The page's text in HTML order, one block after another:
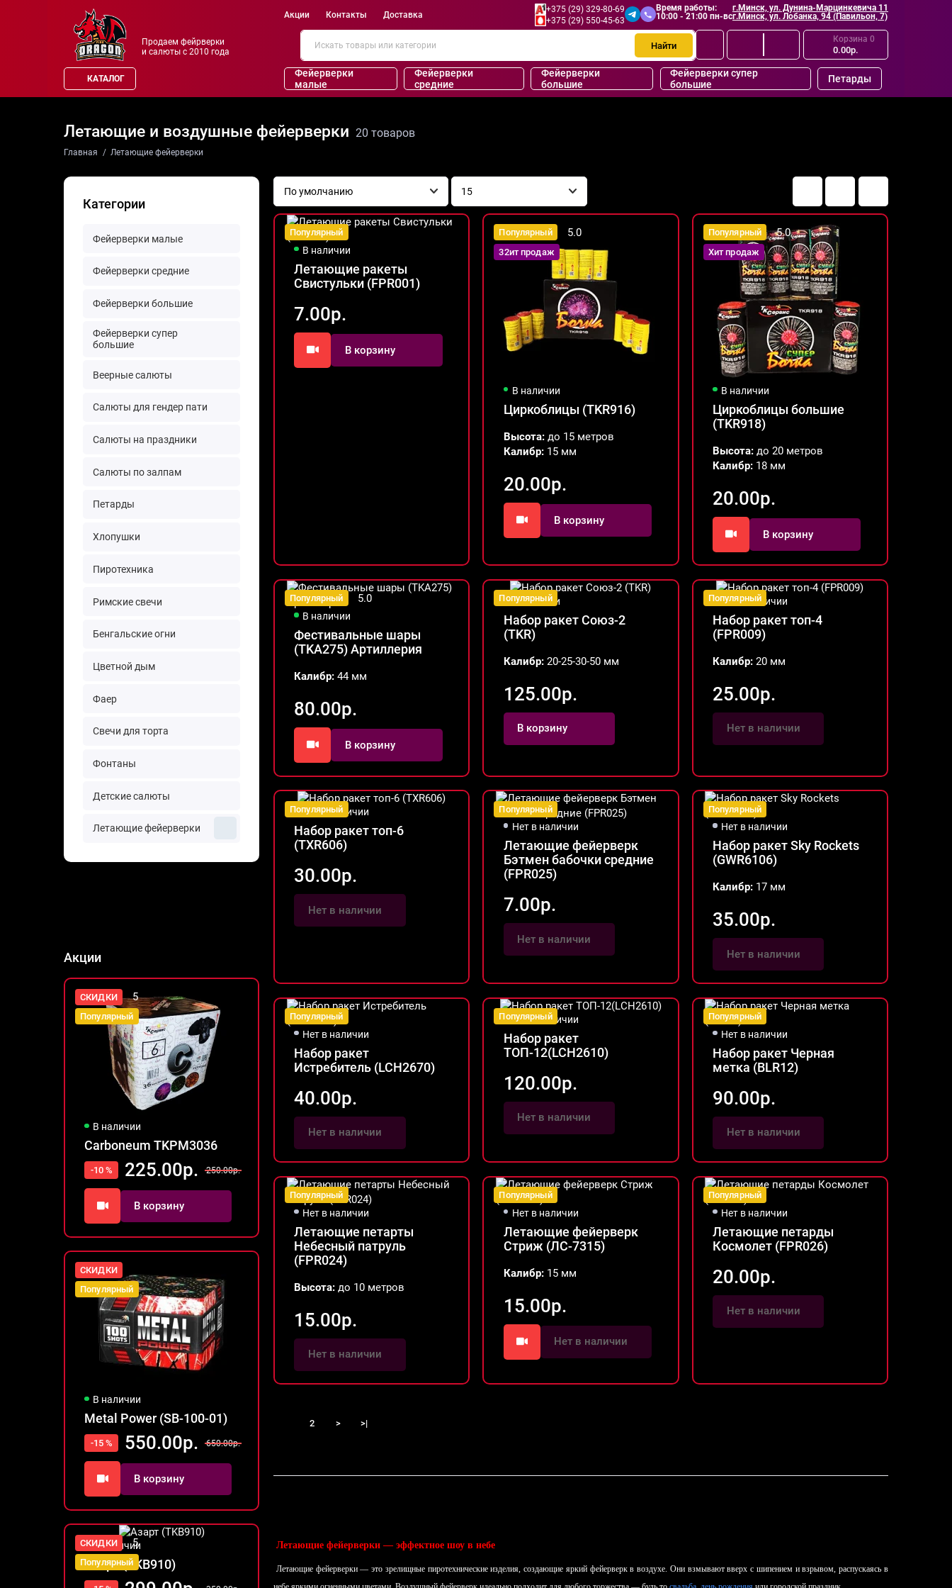
Акции Контакты Доставка
+375 (29) 329-80-69
+375 (29) 550-45-63
Время работы:
10:00 - 21:00 пн-вс
г.Минск, ул. Дунина-Марцинкевича 11
г.Минск, ул. Лобанка, 94 (Павильон, 7)
Продаем фейрверки
и салюты с 2010 года
Найти
Корзина 0
0.00р.
КАТАЛОГ
Фейерверки
малые
Фейерверки
средние
Фейерверки
большие
Фейерверки супер
большие
Петарды
Летающие и воздушные фейерверки 20 товаров
Главная Летающие фейерверки
Категории
Фейерверки малые
Фейерверки средние
Фейерверки большие
Фейерверки супер
большие
Веерные салюты
Салюты для гендер пати
Салюты на праздники
Салюты по залпам
Петарды
Хлопушки
Пиротехника
Римские свечи
Бенгальские огни
Цветной дым
Фаер
Свечи для торта
Фонтаны
Детские салюты
Летающие фейерверки
Акции
СКИДКИ
Популярный
5
В наличии
Carboneum TKPM3036
-10 % 225.00р. 250.00р.
В корзину
СКИДКИ
Популярный
В наличии
Metal Power (SB-100-01)
-15 % 550.00р. 650.00р.
В корзину
СКИДКИ
Популярный
5
В наличии
Азарт (TKB910)
Популярный
В наличии
Летающие ракеты
Свистульки (FPR001)
7.00р.
В корзину
Популярный
32ит продаж
5.0
В наличии
Циркоблицы (TKR916)
Высота: до 15 метров
Калибр: 15 мм
20.00р.
В корзину
Популярный
Хит продаж
5.0
В наличии
Циркоблицы большие
(TKR918)
Высота: до 20 метров
Калибр: 18 мм
20.00р.
В корзину
Популярный 5.0
В наличии
Фестивальные шары
(TKA275) Артиллерия
Калибр: 44 мм
80.00р.
В корзину
Популярный
В наличии
Набор ракет Союз-2
(TKR)
Калибр: 20-25-30-50 мм
125.00р.
В корзину
Популярный
Нет в наличии
Набор ракет топ-4
(FPR009)
Калибр: 20 мм
25.00р.
Нет в наличии
Популярный
Нет в наличии
Набор ракет топ-6
(TXR606)
30.00р.
Нет в наличии
Популярный
Нет в наличии
Летающие фейерверк
Бэтмен бабочки средние
(FPR025)
7.00р.
Нет в наличии
Популярный
Нет в наличии
Набор ракет Sky Rockets
(GWR6106)
Калибр: 17 мм
35.00р.
Нет в наличии
Популярный
Нет в наличии
Набор ракет
Истребитель (LCH2670)
40.00р.
Нет в наличии
Популярный
Нет в наличии
Набор ракет
ТОП-12(LCH2610)
120.00р.
Нет в наличии
Популярный
Нет в наличии
Набор ракет Черная
метка (BLR12)
90.00р.
Нет в наличии
Популярный
Нет в наличии
Летающие петарты
Небесный патруль
(FPR024)
Высота: до 10 метров
15.00р.
Нет в наличии
Популярный
Нет в наличии
Летающие фейерверк
Стриж (ЛС-7315)
Калибр: 15 мм
15.00р.
Нет в наличии
Популярный
Нет в наличии
Летающие петарды
Космолет (FPR026)
20.00р.
Нет в наличии
2 > >|
Летающие фейерверки — эффектное шоу в небе
Летающие фейерверки — это зрелищные пиротехнические изделия, создающие яркий фейерверк в воздухе. Они взмывают вверх с шипением и взрывом, распускаясь в